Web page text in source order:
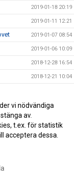
2019-01-18 20:19
2019-01-11 12:21
2019-01-07 08:54
2019-01-06 10:09
2018-12-28 16:54
2018-12-21 10:04
för
2018-12-13 10:42
2018-12-11 10:37
i
vi nödvändiga
av.
t.ex. för statistik
acceptera dessa.